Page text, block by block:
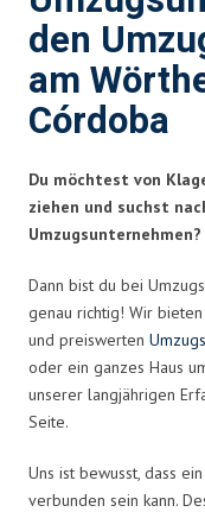
den
am
Córdoba
Du möchtest von
ziehen und suchst
Umzugsunternehmen?
Dann bist du bei
genau richtig! Wir
und preiswerten
oder ein ganzes Haus
unserer langjährigen
Seite.
Uns ist bewusst, dass
verbunden sein kann.